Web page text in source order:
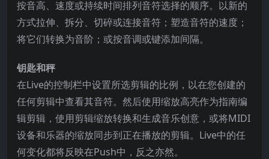
按音高、速度或持续时间排列音符选择的顺序。以新的
方式拉伸、拆分、切碎或连接音符；塑造音符的速度；
将它们转换为音阶；或按音调或键添加间隔。
钥匙和秤
在Live的控制栏中设置所选剪辑的比例，以在您创建的
任何剪辑中查看其音符。然后使用缩放高亮作为指南编
辑剪辑，使用剪辑缩放转换和生成音乐创意，或将MIDI
设备和乐器的缩放同步到正在播放的剪辑。Live中的任
何变化都将反映在Push中，反之亦然。